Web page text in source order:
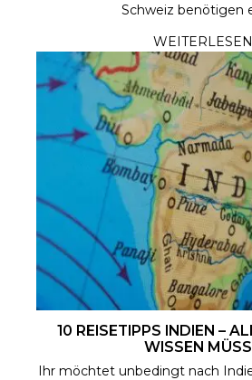
Schweiz benötigen
WEITERLESEN
10 REISETIPPS INDIEN –
WISSEN
Ihr möchtet unbedingt nach